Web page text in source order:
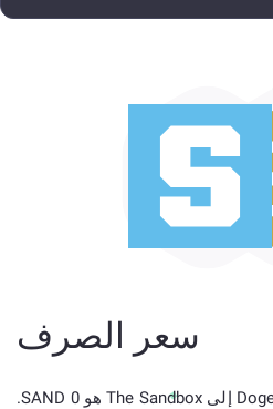
سعر الصرف
المعدل الحالي البالغ 1 Dogecoin إلى The Sandbox هو 0 SAND.